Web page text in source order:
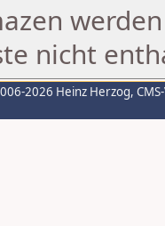
nicht
2026 Heinz Herzog,